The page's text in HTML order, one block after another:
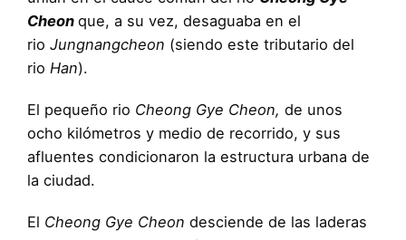
Cheon que, a su vez, desaguaba en el
rio Jungnangcheon (siendo este tributario del
rio Han).
El pequeño rio Cheong Gye Cheon, de unos
ocho kilómetros y medio de recorrido, y sus
afluentes condicionaron la estructura urbana de
la ciudad.
El Cheong Gye Cheon desciende de las laderas